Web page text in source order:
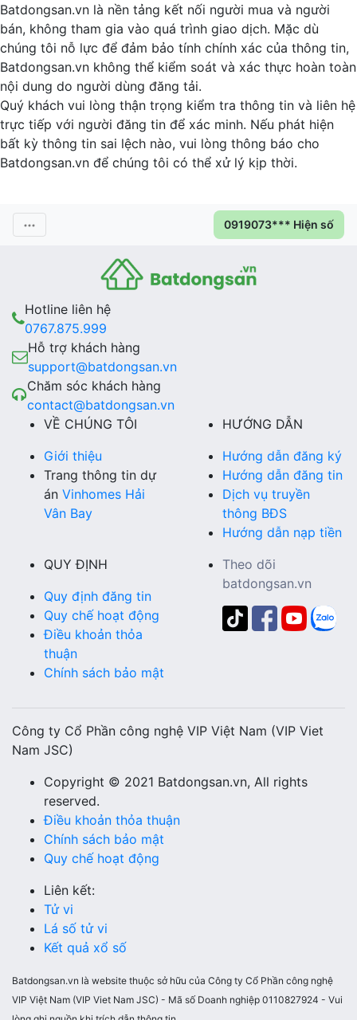
Batdongsan.vn là nền tảng kết nối người mua và người
bán, không tham gia vào quá trình giao dịch. Mặc dù
chúng tôi nỗ lực để đảm bảo tính chính xác của thông tin,
Batdongsan.vn không thể kiểm soát và xác thực hoàn toàn
nội dung do người dùng đăng tải.
Quý khách vui lòng thận trọng kiểm tra thông tin và liên hệ
trực tiếp với người đăng tin để xác minh. Nếu phát hiện
bất kỳ thông tin sai lệch nào, vui lòng thông báo cho
Batdongsan.vn để chúng tôi có thể xử lý kịp thời.
0919073*** Hiện số
Hotline liên hệ
0767.875.999
Hỗ trợ khách hàng
support@batdongsan.vn
Chăm sóc khách hàng
contact@batdongsan.vn
VỀ CHÚNG TÔI
Giới thiệu
Trang thông tin dự
án Vinhomes Hải
Vân Bay
HƯỚNG DẪN
Hướng dẫn đăng ký
Hướng dẫn đăng tin
Dịch vụ truyền
thông BĐS
Hướng dẫn nạp tiền
QUY ĐỊNH
Quy định đăng tin
Quy chế hoạt động
Điều khoản thỏa
thuận
Chính sách bảo mật
Theo dõi
batdongsan.vn
Công ty Cổ Phần công nghệ VIP Việt Nam (VIP Viet
Nam JSC)
Copyright © 2021 Batdongsan.vn, All rights
reserved.
Điều khoản thỏa thuận
Chính sách bảo mật
Quy chế hoạt động
Liên kết:
Tử vi
Lá số tử vi
Kết quả xổ số
Batdongsan.vn là website thuộc sở hữu của Công ty Cổ Phần công nghệ
VIP Việt Nam (VIP Viet Nam JSC) - Mã số Doanh nghiệp 0110827924 - Vui